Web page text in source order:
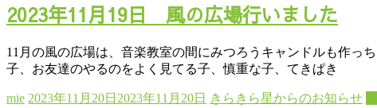
2023年11月19日 風の広場行いました
11月の風の広場は、音楽教室の間にみつろうキャンドルも作っ
子、お友達のやるのをよく見てる子、慎重な子、てきぱき
mie 2023年11月20日 2023年11月20日 きらきら星からのお知らせ